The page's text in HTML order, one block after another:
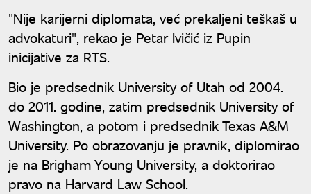
"Nije karijerni diplomata, već prekaljeni teškaš u
advokaturi", rekao je Petar Ivičić iz Pupin
inicijative za RTS.
Bio je predsednik University of Utah od 2004.
do 2011. godine, zatim predsednik University of
Washington, a potom i predsednik Texas A&M
University. Po obrazovanju je pravnik, diplomirao
je na Brigham Young University, a doktorirao
pravo na Harvard Law School.